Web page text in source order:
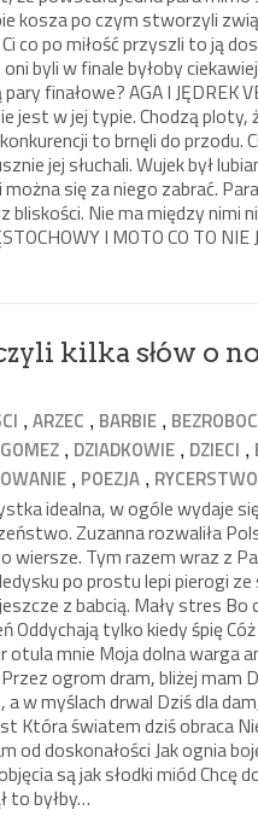
kosza po czym stworzyli
co po miłość przyszli to ją
byli w finale byłoby
finałowe? AGA I JĘDREK
jest w jej typie. Chodzą
to brnęli do przodu.
jej słuchali. Wujek był
się za niego zabrać.
bliskości. Nie ma między nimi
I MOTO CO TO
kilka słów o
,ARZEC , BARBIE ,
, DZIADKOWIE , DZIECI ,
, POEZJA , RYCERSTWO
idealna, w ogóle wydaje
Zuzanna rozwaliła
wiersze. Tym razem wraz z
po prostu lepi pierogi
z babcią. Mały stres Bo
Oddychają tylko kiedy śpię
otula mnie Moja dolna warga
Przez ogrom dram, bliżej
w myślach drwal Dziś dla
Która światem dziś obraca
od doskonałości Jak ognia
są jak słodki miód Chcę
to byłby…